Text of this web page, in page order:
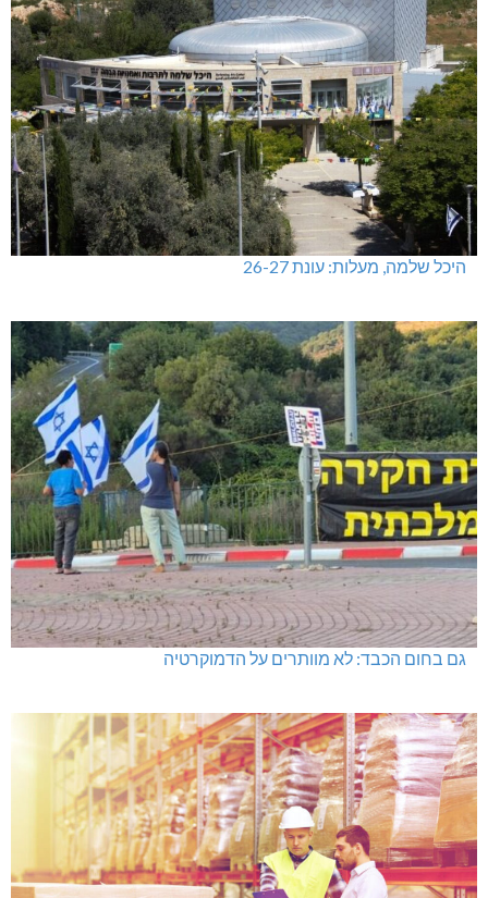
היכל שלמה, מעלות: עונת 26-27
גם בחום הכבד: לא מוותרים על הדמוקרטיה